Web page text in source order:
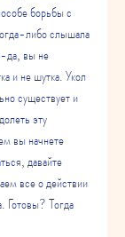
борьбы с
либо слышала
да, вы не
и не шутка. Укол
существует и
эту
вы начнете
давайте
все о действии
Готовы? Тогда